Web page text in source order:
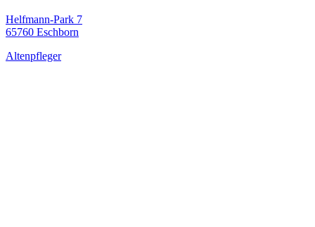
Helfmann-Park 7
65760 Eschborn
Altenpfleger